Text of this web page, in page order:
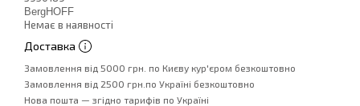
BergHOFF
Немає в наявності
Доставка
Замовлення від 5000 грн. по Києву кур'єром безкоштовно
Замовлення від 2500 грн.по Україні безкоштовно
Нова пошта — згідно тарифів по Україні